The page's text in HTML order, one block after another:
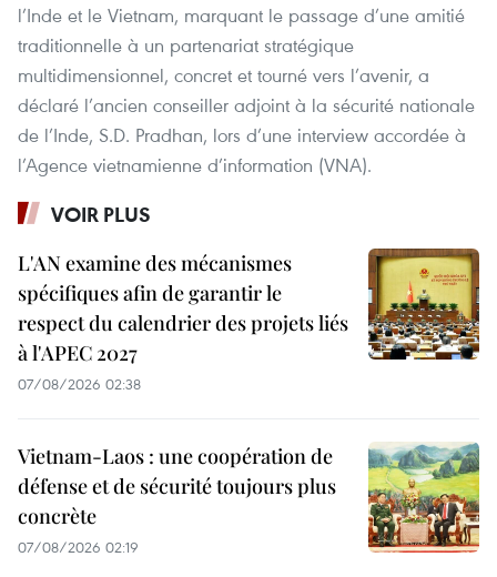
l’Inde et le Vietnam, marquant le passage d’une amitié
traditionnelle à un partenariat stratégique
multidimensionnel, concret et tourné vers l’avenir, a
déclaré l’ancien conseiller adjoint à la sécurité nationale
de l’Inde, S.D. Pradhan, lors d’une interview accordée à
l’Agence vietnamienne d’information (VNA).
VOIR PLUS
L'AN examine des mécanismes
spécifiques afin de garantir le
respect du calendrier des projets liés
à l'APEC 2027
07/08/2026 02:38
Vietnam-Laos : une coopération de
défense et de sécurité toujours plus
concrète
07/08/2026 02:19